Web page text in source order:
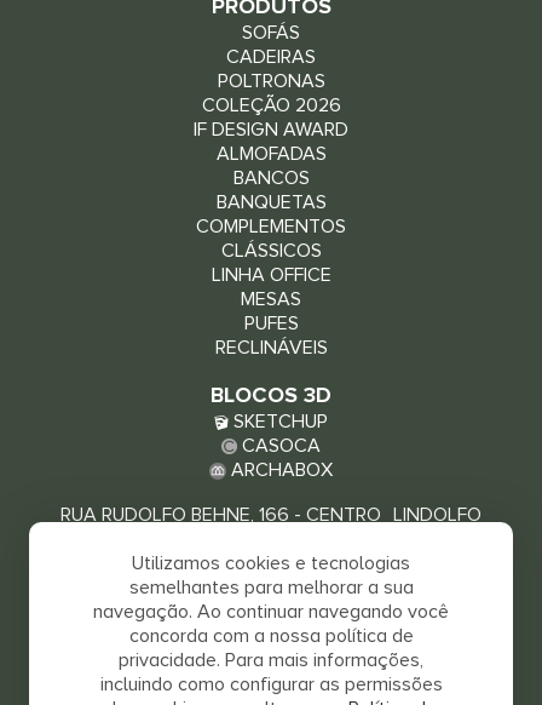
PRODUTOS
SOFÁS
CADEIRAS
POLTRONAS
COLEÇÃO 2026
IF DESIGN AWARD
ALMOFADAS
BANCOS
BANQUETAS
COMPLEMENTOS
CLÁSSICOS
LINHA OFFICE
MESAS
PUFES
RECLINÁVEIS
BLOCOS 3D
SKETCHUP
CASOCA
ARCHABOX
RUA RUDOLFO BEHNE, 166 - CENTRO LINDOLFO
VEJA COMO CHEGAR
Utilizamos cookies e tecnologias
semelhantes para melhorar a sua
navegação. Ao continuar navegando você
concorda com a nossa política de
privacidade. Para mais informações,
incluindo como configurar as permissões